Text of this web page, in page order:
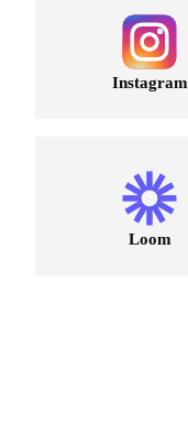
Instagram
Loom